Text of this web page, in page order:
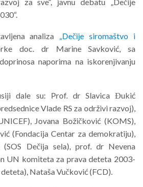
analiza
„Dečije siromaštvo i
doc. dr Marine Savković, sa
naporima na iskorenjivanju
dale su: Prof. dr Slavica Đukić
Vlade RS za održivi razvoj),
Jovana Božičković (KOMS),
(Fondacija Centar za demokratiju),
(SOS Dečija sela), prof. dr Nevena
UN komiteta za prava deteta 2003-
Nataša Vučković (FCD).